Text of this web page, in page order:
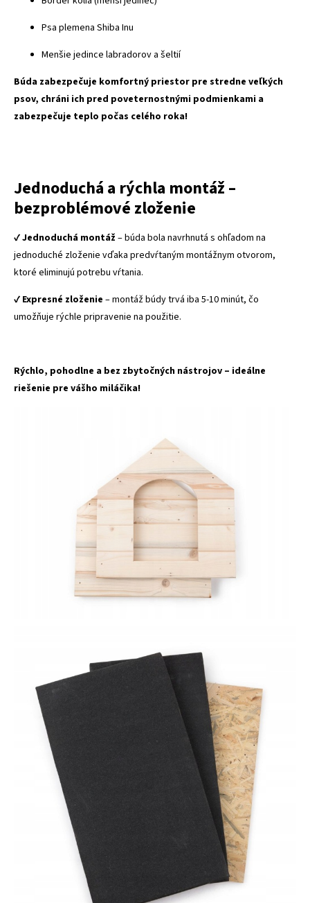
Psa plemena Shiba Inu
Menšie jedince labradorov a šeltií
Búda zabezpečuje komfortný priestor pre stredne veľkých
psov, chráni ich pred poveternostnými podmienkami a
zabezpečuje teplo počas celého roka!
Jednoduchá a rýchla montáž –
bezproblémové zloženie
✔️Jednoduchá montáž – búda bola navrhnutá s ohľadom na
jednoduché zloženie vďaka predvŕtaným montážnym otvorom,
ktoré eliminujú potrebu vŕtania.
✔️ Expresné zloženie – montáž búdy trvá iba 5-10 minút, čo
umožňuje rýchle pripravenie na použitie.
Rýchlo, pohodlne a bez zbytočných nástrojov – ideálne
riešenie pre vášho miláčika!